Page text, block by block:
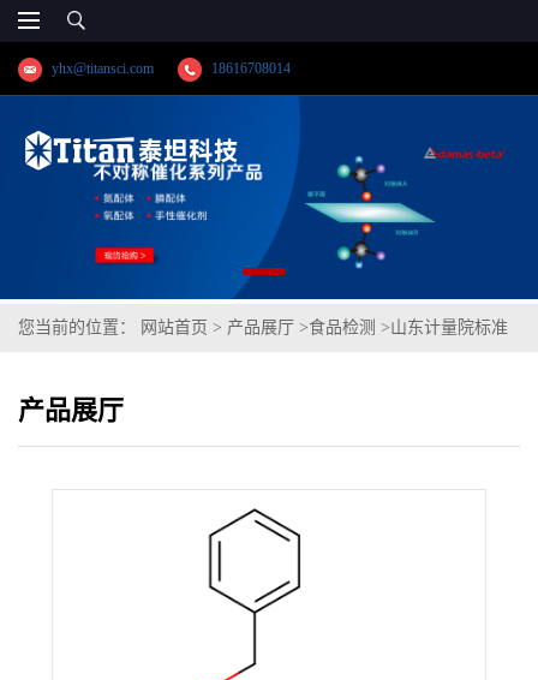
yhx@titansci.com 18616708014
您当前的位置： 网站首页 > 产品展厅 >食品检测 >山东计量院标准
产品展厅